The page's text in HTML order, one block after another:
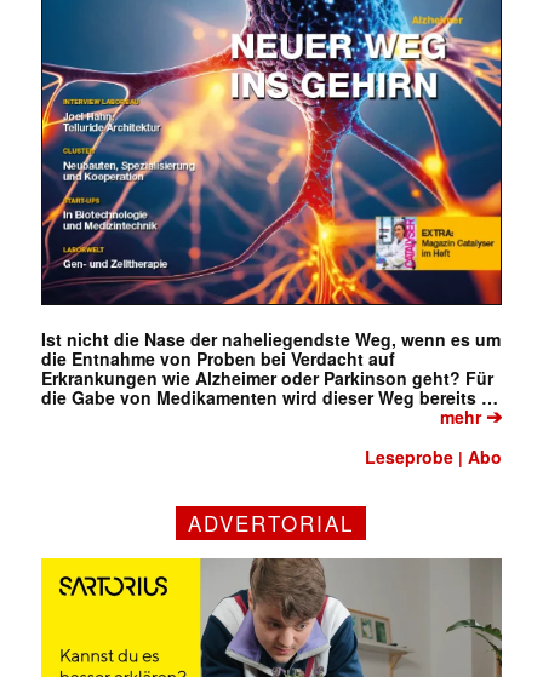
Ist nicht die Nase der naheliegendste Weg, wenn es um
die Entnahme von Proben bei Verdacht auf
Erkrankungen wie Alzheimer oder Parkinson geht? Für
die Gabe von Medikamenten wird dieser Weg bereits …
mehr➔
Leseprobe |Abo
ADVERTORIAL